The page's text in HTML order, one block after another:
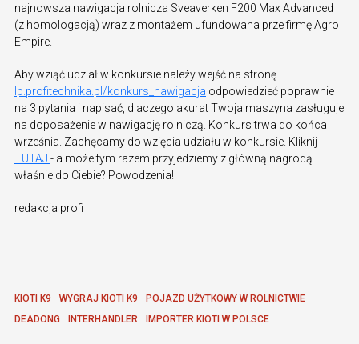
najnowsza nawigacja rolnicza Sveaverken F200 Max Advanced
(z homologacją) wraz z montażem ufundowana prze firmę Agro
Empire.
Aby wziąć udział w konkursie należy wejść na stronę
lp.profitechnika.pl/konkurs_nawigacja odpowiedzieć poprawnie
na 3 pytania i napisać, dlaczego akurat Twoja maszyna zasługuje
na doposażenie w nawigację rolniczą. Konkurs trwa do końca
września. Zachęcamy do wzięcia udziału w konkursie. Kliknij
TUTAJ - a może tym razem przyjedziemy z główną nagrodą
właśnie do Ciebie? Powodzenia!
redakcja profi
KIOTI K9 WYGRAJ KIOTI K9
POJAZD UŻYTKOWY W ROLNICTWIE
DEADONG
INTERHANDLER IMPORTER KIOTI W POLSCE